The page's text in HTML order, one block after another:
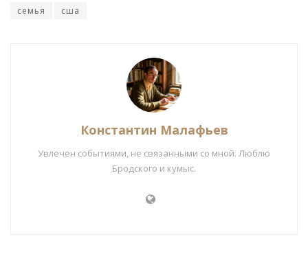
семья
сша
Константин Малафьев
Увлечен событиями, не связанными со мной. Люблю
Бродского и кумыс.